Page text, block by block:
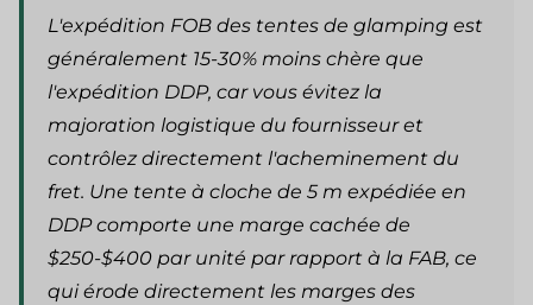
L'expédition FOB des tentes de glamping est
généralement 15-30% moins chère que
l'expédition DDP, car vous évitez la
majoration logistique du fournisseur et
contrôlez directement l'acheminement du
fret. Une tente à cloche de 5 m expédiée en
DDP comporte une marge cachée de
$250-$400 par unité par rapport à la FAB, ce
qui érode directement les marges des